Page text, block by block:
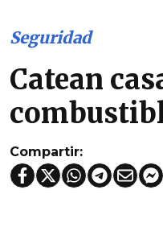
Seguridad
Catean
Compartir: